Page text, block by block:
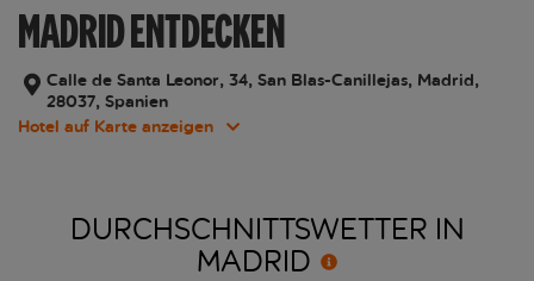
MADRID ENTDECKEN
Calle de Santa Leonor, 34, San Blas-Canillejas, Madrid,
28037, Spanien
Hotel auf Karte anzeigen
DURCHSCHNITTSWETTER IN
MADRID